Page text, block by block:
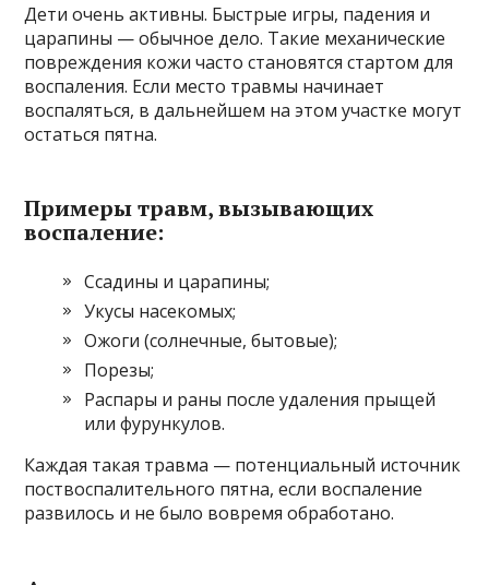
Дети очень активны. Быстрые игры, падения и
царапины — обычное дело. Такие механические
повреждения кожи часто становятся стартом для
воспаления. Если место травмы начинает
воспаляться, в дальнейшем на этом участке могут
остаться пятна.
Примеры травм, вызывающих
воспаление:
Ссадины и царапины;
Укусы насекомых;
Ожоги (солнечные, бытовые);
Порезы;
Распары и раны после удаления прыщей
или фурункулов.
Каждая такая травма — потенциальный источник
поствоспалительного пятна, если воспаление
развилось и не было вовремя обработано.